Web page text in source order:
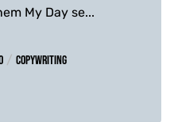
My Day se...
/ Copywriting